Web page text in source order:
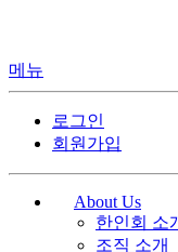
메뉴
로그인
회원가입
About Us
한인회 소
조직 소개